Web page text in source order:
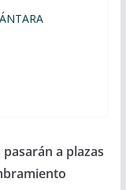
a plazas